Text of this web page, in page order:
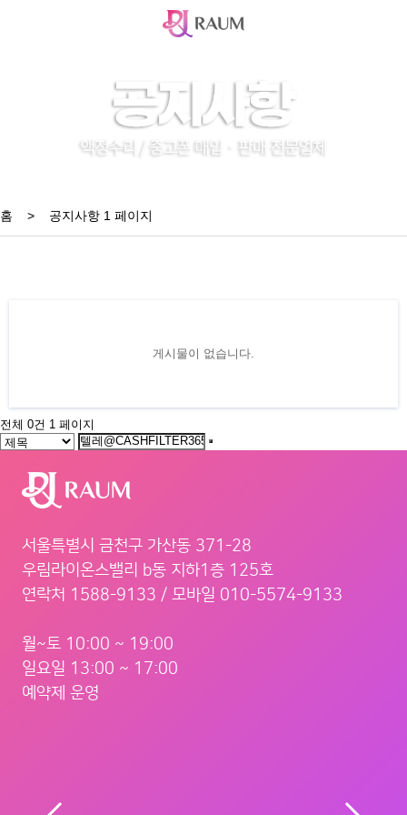
홈 > 공지사항 1 페이지
게시물이 없습니다.
전체 0건 1 페이지
서울특별시 금천구 가산동 371-28
우림라이온스밸리 b동 지하1층 125호
연락처 1588-9133 / 모바일 010-5574-9133
월~토 10:00 ~ 19:00
일요일 13:00 ~ 17:00
예약제 운영